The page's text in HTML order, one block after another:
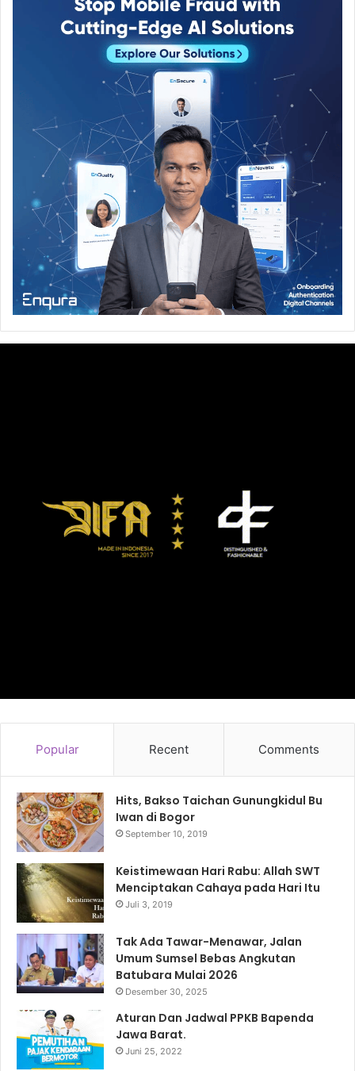
Popular Recent Comments
Hits, Bakso Taichan Gunungkidul Bu
Iwan di Bogor
September 10, 2019
Keistimewaan Hari Rabu: Allah SWT
Menciptakan Cahaya pada Hari Itu
Juli 3, 2019
Tak Ada Tawar-Menawar, Jalan
Umum Sumsel Bebas Angkutan
Batubara Mulai 2026
Desember 30, 2025
Aturan Dan Jadwal PPKB Bapenda
Jawa Barat.
Juni 25, 2022